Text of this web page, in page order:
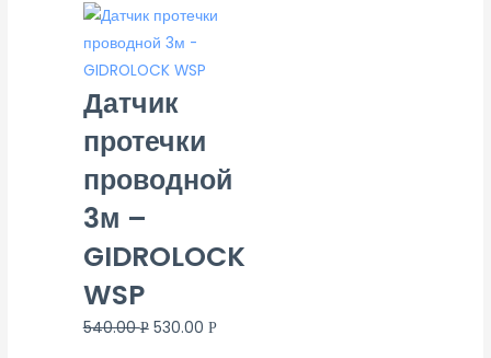
Датчик
протечки
проводной
3м –
GIDROLOCK
WSP
540.00Р 530.00 Р